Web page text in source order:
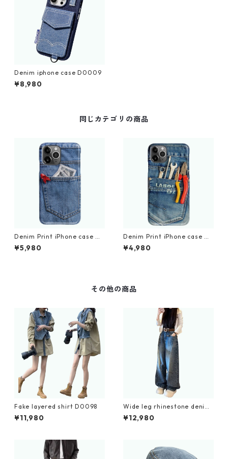
Denim iphone case D0009
¥8,980
同じカテゴリの商品
Denim Print iPhone case D
0010
¥5,980
Denim Print iPhone case D
0011
¥4,980
その他の商品
Fake layered shirt D0098
¥11,980
Wide leg rhinestone denim
jeans D0184
¥12,980